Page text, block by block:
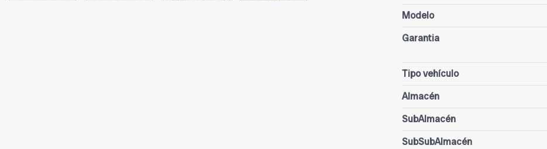
Modelo
Garantia
Tipo vehículo
Almacén
SubAlmacén
SubSubAlmacén